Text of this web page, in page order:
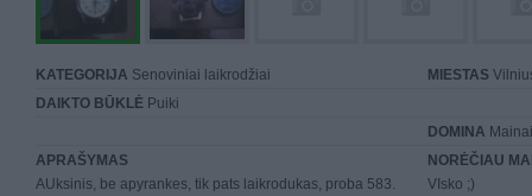
KATEGORIJA Senoviniai laikrodžiai MIESTAS
DAIKTO BŪKLĖ Puiki
DOMINA
APRAŠYMAS
AUksinis, be apyrankes, tik pats laikrodukas, proba 583.
NORĖČIAU
VIsko ;)